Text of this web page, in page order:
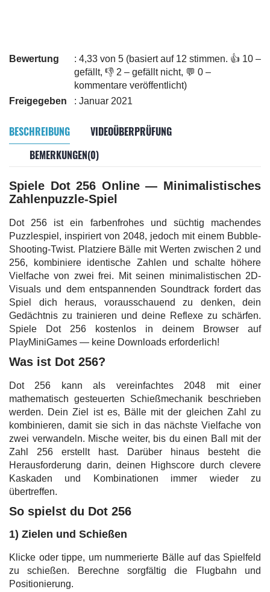
Bewertung
: 4,33 von 5 (basiert auf 12 stimmen. 👍 10 –
gefällt, 👎 2 – gefällt nicht, 💬 0 –
kommentare veröffentlicht)
Freigegeben
: Januar 2021
BESCHREIBUNG
VIDEOÜBERPRÜFUNG
BEMERKUNGEN(0)
Spiele Dot 256 Online — Minimalistisches
Zahlenpuzzle-Spiel
Dot 256 ist ein farbenfrohes und süchtig machendes
Puzzlespiel, inspiriert von 2048, jedoch mit einem Bubble-
Shooting-Twist. Platziere Bälle mit Werten zwischen 2 und
256, kombiniere identische Zahlen und schalte höhere
Vielfache von zwei frei. Mit seinen minimalistischen 2D-
Visuals und dem entspannenden Soundtrack fordert das
Spiel dich heraus, vorausschauend zu denken, dein
Gedächtnis zu trainieren und deine Reflexe zu schärfen.
Spiele Dot 256 kostenlos in deinem Browser auf
PlayMiniGames — keine Downloads erforderlich!
Was ist Dot 256?
Dot 256 kann als vereinfachtes 2048 mit einer
mathematisch gesteuerten Schießmechanik beschrieben
werden. Dein Ziel ist es, Bälle mit der gleichen Zahl zu
kombinieren, damit sie sich in das nächste Vielfache von
zwei verwandeln. Mische weiter, bis du einen Ball mit der
Zahl 256 erstellt hast. Darüber hinaus besteht die
Herausforderung darin, deinen Highscore durch clevere
Kaskaden und Kombinationen immer wieder zu
übertreffen.
So spielst du Dot 256
1) Zielen und Schießen
Klicke oder tippe, um nummerierte Bälle auf das Spielfeld
zu schießen. Berechne sorgfältig die Flugbahn und
Positionierung.